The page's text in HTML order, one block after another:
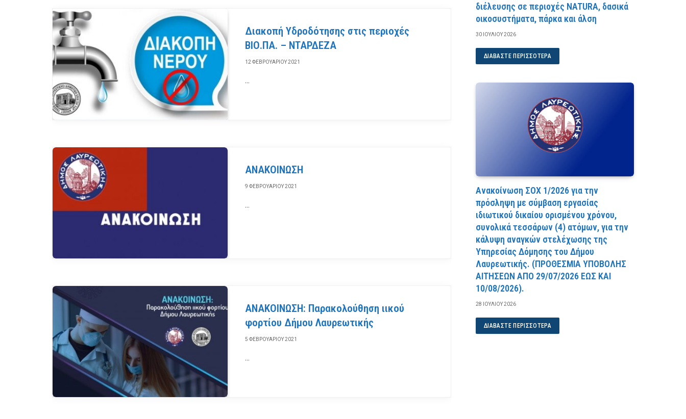
Διακοπή Υδροδότησης στις περιοχές
ΒΙΟ.ΠΑ. – ΝΤΑΡΔΕΖΑ
12 ΦΕΒΡΟΥΑΡΊΟΥ 2021
…
ΑΝΑΚΟΙΝΩΣΗ
9 ΦΕΒΡΟΥΑΡΊΟΥ 2021
…
ΑΝΑΚΟΙΝΩΣΗ: Παρακολούθηση ιικού
φορτίου Δήμου Λαυρεωτικής
5 ΦΕΒΡΟΥΑΡΊΟΥ 2021
…
διέλευσης σε περιοχές NATURA, δασικά
οικοσυστήματα, πάρκα και άλση
30 ΙΟΥΛΊΟΥ 2026
ΔΙΑΒΆΣΤΕ ΠΕΡΙΣΣΌΤΕΡΑ
Ανακοίνωση ΣΟΧ 1/2026 για την
πρόσληψη με σύμβαση εργασίας
ιδιωτικού δικαίου ορισμένου χρόνου,
συνολικά τεσσάρων (4) ατόμων, για την
κάλυψη αναγκών στελέχωσης της
Υπηρεσίας Δόμησης του Δήμου
Λαυρεωτικής. (ΠPOΘEΣMIA YΠOBOΛHΣ
AITHΣEΩN AΠO 29/07/2026 EΩΣ KAI
10/08/2026).
28 ΙΟΥΛΊΟΥ 2026
ΔΙΑΒΆΣΤΕ ΠΕΡΙΣΣΌΤΕΡΑ